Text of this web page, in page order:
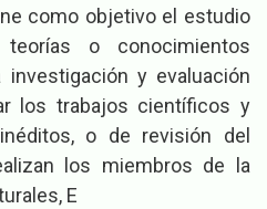
como objetivo el estudio
o conocimientos
y evaluación
los trabajos científicos y
o de revisión del
los miembros de la
E